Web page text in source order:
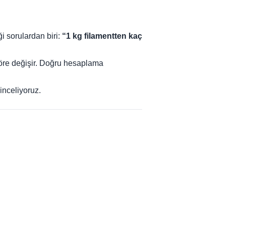
sorulardan biri: “1 kg filamentten kaç
değişir. Doğru hesaplama